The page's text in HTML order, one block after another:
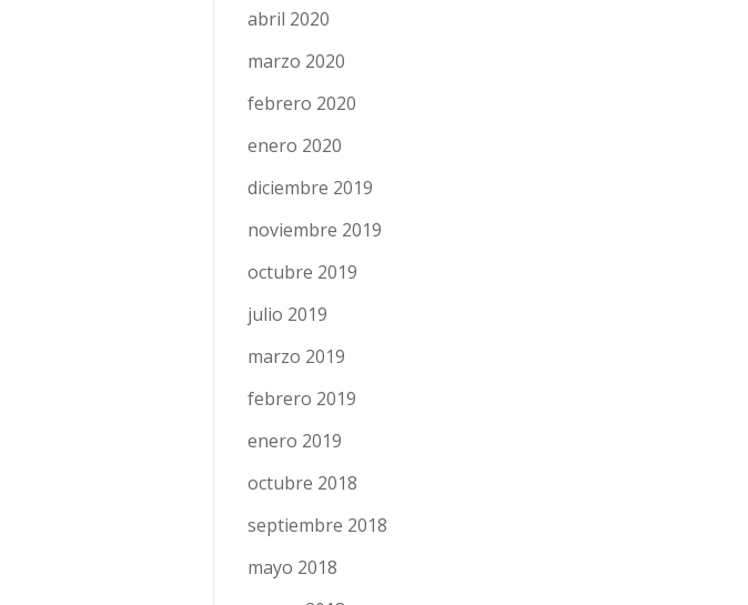
abril 2020
marzo 2020
febrero 2020
enero 2020
diciembre 2019
noviembre 2019
octubre 2019
julio 2019
marzo 2019
febrero 2019
enero 2019
octubre 2018
septiembre 2018
mayo 2018